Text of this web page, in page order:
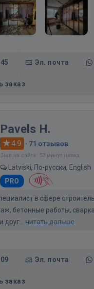
Эл. почта
заказ
Pavels H.
4.9 · 71 отзывов
Был на сайте: 53 минут назад
Latviski, По-русски, English
PRO
в сфере
бетонные работы,
друг... читать дальше
Эл. почта
заказ